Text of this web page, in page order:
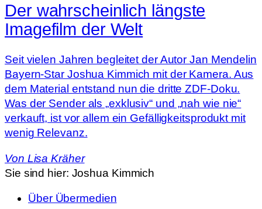
Der wahrscheinlich längste
Imagefilm der Welt
Seit vielen Jahren begleitet der Autor Jan Mendelin
Bayern-Star Joshua Kimmich mit der Kamera. Aus
dem Material entstand nun die dritte ZDF-Doku.
Was der Sender als „exklusiv“ und „nah wie nie“
verkauft, ist vor allem ein Gefälligkeitsprodukt mit
wenig Relevanz.
Von Lisa Kräher
Sie sind hier: Joshua Kimmich
Über Übermedien